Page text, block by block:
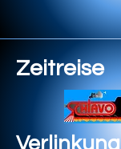
Zeitreise
Verlinkung